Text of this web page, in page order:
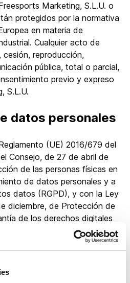
Marketing, S.L.U. o
protegidos por la normativa
en materia de
Cualquier acto de
cesión, reproducción,
pública, total o parcial,
previo y expreso
S.L.U.
datos personales
(UE) 2016/679 del
Consejo, de 27 de abril de
de las personas físicas en
de datos personales y a
datos (RGPD), y con la Ley
diciembre, de Protección de
de los derechos digitales
Freesports Marketing,
9, E-35100 Playa del